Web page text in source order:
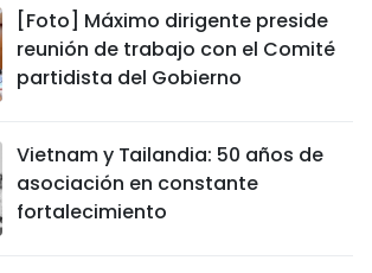
[Foto] Máximo dirigente preside
reunión de trabajo con el Comité
partidista del Gobierno
Vietnam y Tailandia: 50 años de
asociación en constante
fortalecimiento